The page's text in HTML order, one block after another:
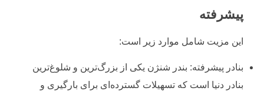
پیشرفته
این مزیت شامل موارد زیر است:
بنادر پیشرفته: بندر شنژن یکی از بزرگ‌ترین و شلوغ‌ترین
بنادر دنیا است که تسهیلات گسترده‌ای برای بارگیری و